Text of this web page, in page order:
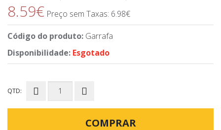
8.59€ Preço sem Taxas: 6.98€
Código do produto: Garrafa
Disponibilidade: Esgotado
QTD:
COMPRAR